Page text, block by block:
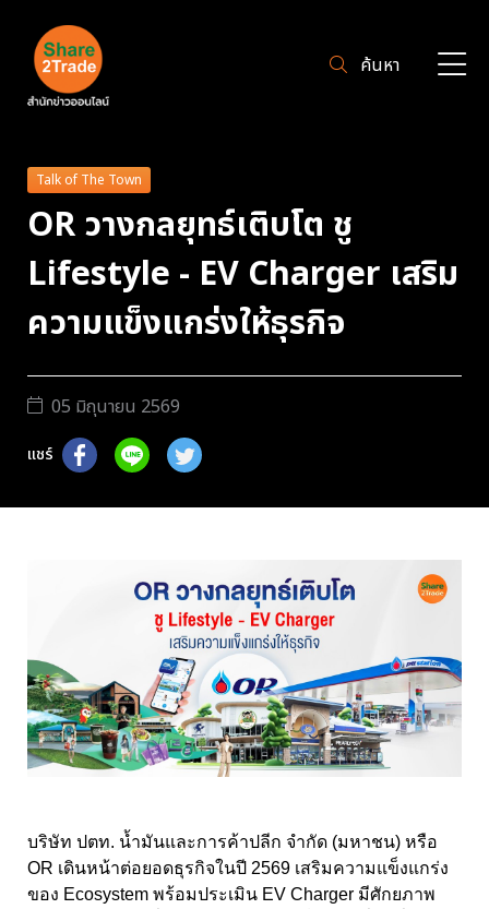
ค้นหา
Talk of The Town
OR วางกลยุทธ์เติบโต ชู
Lifestyle - EV Charger เสริม
ความแข็งแกร่งให้ธุรกิจ
05 มิถุนายน 2569
แชร์
บริษัท ปตท. น้ำมันและการค้าปลีก จำกัด (มหาชน) หรือ
OR เดินหน้าต่อยอดธุรกิจในปี 2569 เสริมความแข็งแกร่ง
ของ Ecosystem พร้อมประเมิน EV Charger มีศักยภาพ